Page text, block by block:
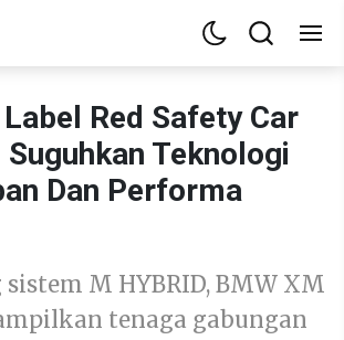
Red Safety Car
Teknologi
Dan Performa
M HYBRID, BMW XM
tenaga gabungan